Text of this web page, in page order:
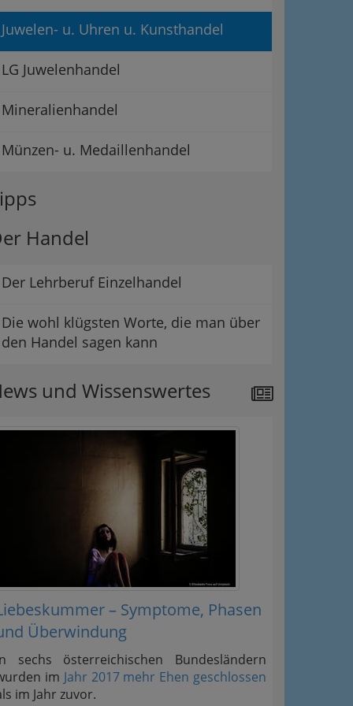
Juwelen- u. Uhren u. Kunsthandel
LG Juwelenhandel
Mineralienhandel
Münzen- u. Medaillenhandel
Handel
Der Lehrberuf Einzelhandel
Die wohl klügsten Worte, die man über
den Handel sagen kann
und Wissenswertes
– Symptome, Phasen
Überwindung
sechs österreichischen Bundesländern
im Jahr 2017 mehr Ehen geschlossen
im Jahr zuvor.